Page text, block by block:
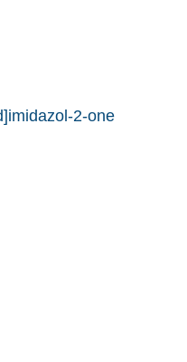
2-one